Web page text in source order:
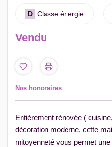
D Classe énergie
Vendu
Nos honoraires
Entièrement rénovée (
décoration moderne, cette
mitoyenneté vous permet